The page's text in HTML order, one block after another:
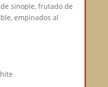
sinople, frutado de
empinados al